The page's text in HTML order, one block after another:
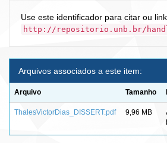
Use este identificador para citar ou
http://repositorio.unb.br/
Arquivos associados a este item:
Arquivo Tamanho
ThalesVictorDias_DISSERT.pdf 9,96 MB